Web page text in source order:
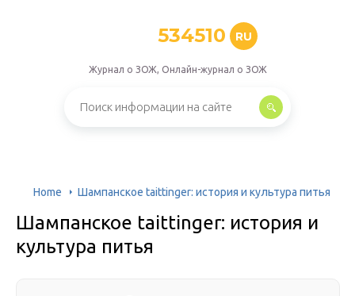
534510 RU
Журнал о ЗОЖ, Онлайн-журнал о ЗОЖ
Home Шампанское taittinger: история и культура питья
Шампанское taittinger: история и
культура питья